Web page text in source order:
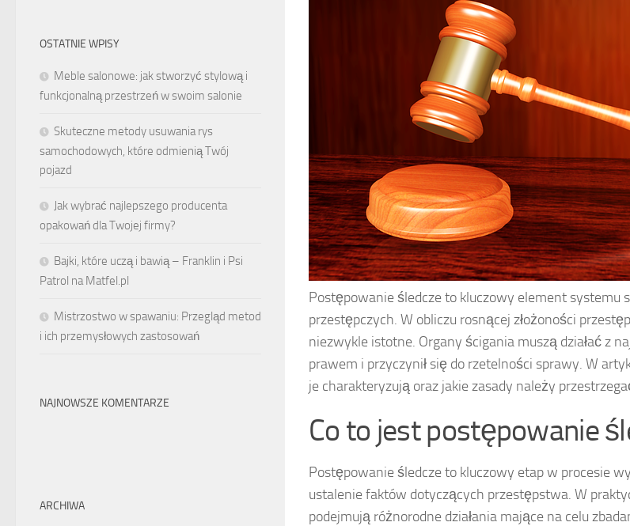
Postępowanie śledcze to kluczowy element
przestępczych. W obliczu rosnącej złożoności
niezwykle istotne. Organy ścigania muszą działać z
prawem i przyczynił się do rzetelności sprawy. W
je charakteryzują oraz jakie zasady należy
Co to jest postępowanie
Postępowanie śledcze to kluczowy etap w procesie
ustalenie faktów dotyczących przestępstwa. W
podejmują różnorodne działania mające na celu
OSTATNIE WPISY
Meble salonowe: jak stworzyć stylową i
funkcjonalną przestrzeń w swoim salonie
Skuteczne metody usuwania rys
samochodowych, które odmienią Twój
pojazd
Jak wybrać najlepszego producenta
opakowań dla Twojej firmy?
Bajki, które uczą i bawią – Franklin i Psi
Patrol na Matfel.pl
Mistrzostwo w spawaniu: Przegląd metod
i ich przemysłowych zastosowań
NAJNOWSZE KOMENTARZE
ARCHIWA